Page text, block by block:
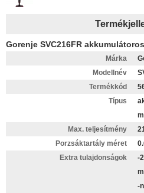
Gorenje SVC216FR
Márka
Modellnév
Termékkód
Típus
Max. teljesítmény
Porzsáktartály méret
Extra tulajdonságok
-
-